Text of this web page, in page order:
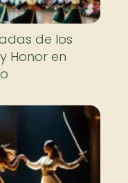
de los
Honor en